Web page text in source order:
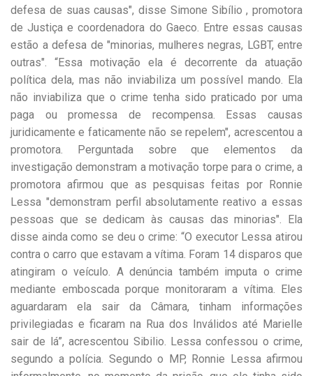
defesa de suas causas", disse Simone Sibílio , promotora
de Justiça e coordenadora do Gaeco. Entre essas causas
estão a defesa de "minorias, mulheres negras, LGBT, entre
outras". “Essa motivação ela é decorrente da atuação
política dela, mas não inviabiliza um possível mando. Ela
não inviabiliza que o crime tenha sido praticado por uma
paga ou promessa de recompensa. Essas causas
juridicamente e faticamente não se repelem", acrescentou a
promotora. Perguntada sobre que elementos da
investigação demonstram a motivação torpe para o crime, a
promotora afirmou que as pesquisas feitas por Ronnie
Lessa "demonstram perfil absolutamente reativo a essas
pessoas que se dedicam às causas das minorias". Ela
disse ainda como se deu o crime: “O executor Lessa atirou
contra o carro que estavam a vítima. Foram 14 disparos que
atingiram o veículo. A denúncia também imputa o crime
mediante emboscada porque monitoraram a vítima. Eles
aguardaram ela sair da Câmara, tinham informações
privilegiadas e ficaram na Rua dos Inválidos até Marielle
sair de lá”, acrescentou Sibilio. Lessa confessou o crime,
segundo a polícia. Segundo o MP, Ronnie Lessa afirmou